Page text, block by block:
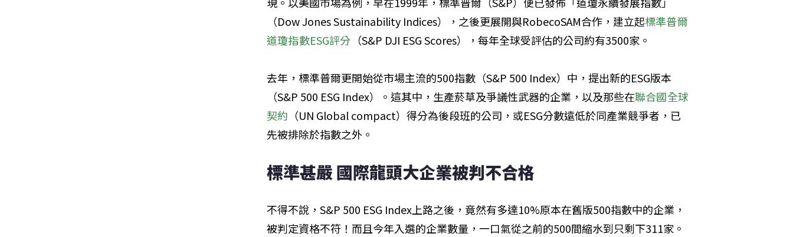
（Dow Jones Sustainability Indices），之後更展開與RobecoSAM合作，建立起標準普爾
道瓊指數ESG評分 （S&P DJI ESG Scores），每年全球受評估的公司約有3500家。
去年，標準普爾更開始從市場主流的500指數（S&P 500 Index）中，提出新的ESG版本
（S&P 500 ESG Index）。這其中，生產菸草及爭議性武器的企業，以及那些在聯合國全球
契約 （UN Global compact）得分為後段班的公司，或ESG分數遠低於同產業競爭者，已
先被排除於指數之外。
標準甚嚴 國際龍頭大企業被判不合格
不得不說，S&P 500 ESG Index上路之後，竟然有多達10%原本在舊版500指數中的企業，
被判定資格不符！而且今年入選的企業數量，一口氣從之前的500間縮水到只剩下311家。